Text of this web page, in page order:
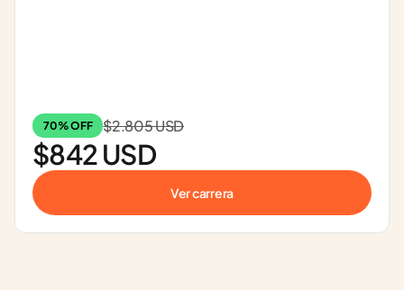
70% OFF $2.805 USD
$842 USD
Ver carrera